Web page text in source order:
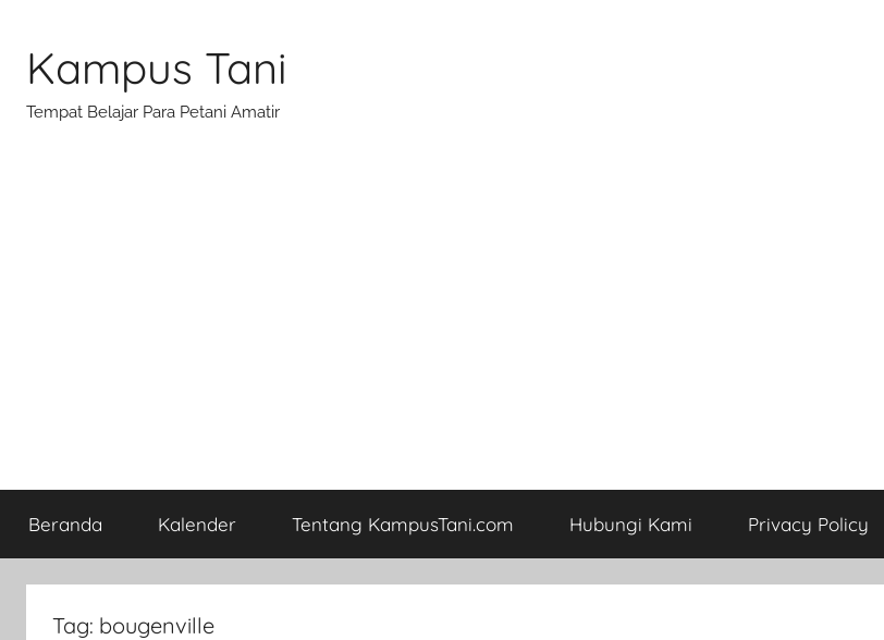
content
Kampus Tani
Tempat Belajar Para Petani Amatir
Beranda Kalender Tentang KampusTani.com Hubungi Kami Privacy Policy
Tag: bougenville